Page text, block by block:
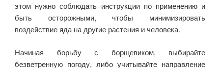
этом нужно соблюдать инструкции по применению и
быть осторожными, чтобы минимизировать
воздействие яда на другие растения и человека.
Начиная борьбу с борщевиком, выбирайте
безветренную погоду, либо учитывайте направление